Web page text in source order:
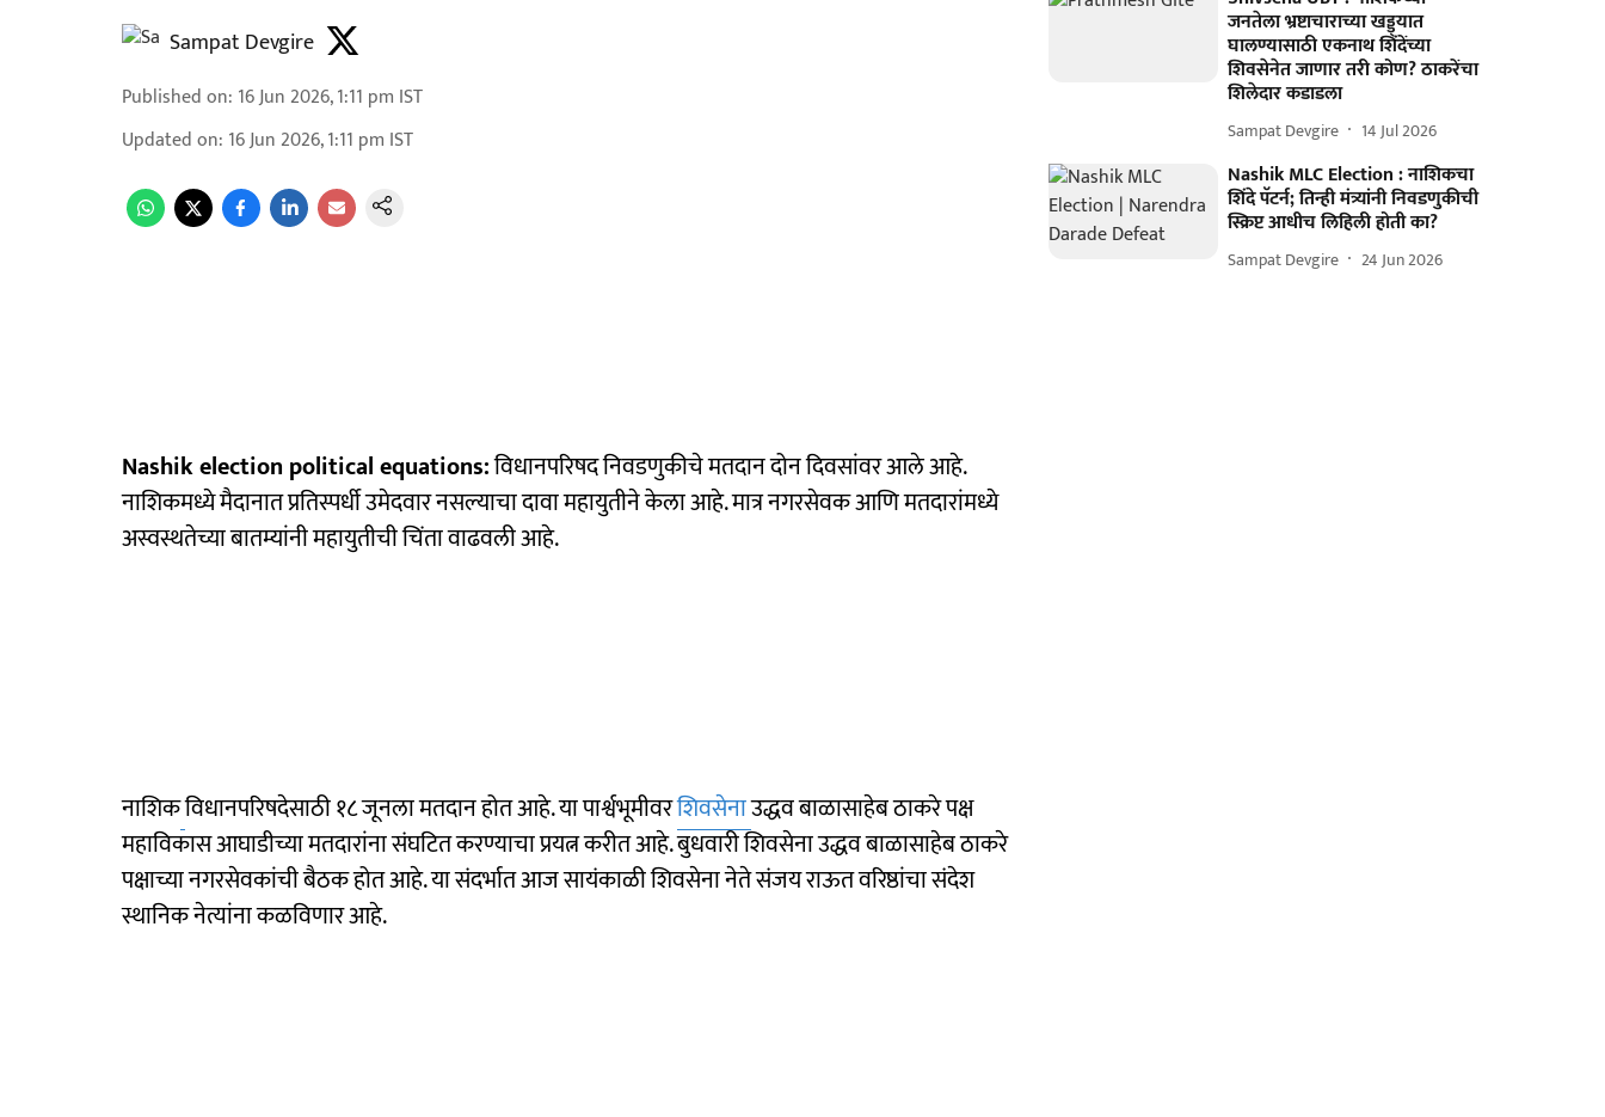
Sampat Devgire
Published on: 16 Jun 2026, 1:11 pm IST
Updated on: 16 Jun 2026, 1:11 pm IST
Nashik election political equations:विधानपरिषद निवडणुकीचे मतदान दोन दिवसांवर आले आहे.
नाशिकमध्ये मैदानात प्रतिस्पर्धी उमेदवार नसल्याचा दावा महायुतीने केला आहे. मात्र नगरसेवक आणि मतदारांमध्ये
अस्वस्थतेच्या बातम्यांनी महायुतीची चिंता वाढवली आहे.
नाशिकविधानपरिषदेसाठी १८ जूनला मतदान होत आहे. या पार्श्वभूमीवरशिवसेनाउद्धव बाळासाहेब ठाकरे पक्ष
महाविकास आघाडीच्या मतदारांना संघटित करण्याचा प्रयत्न करीत आहे. बुधवारी शिवसेना उद्धव बाळासाहेब ठाकरे
पक्षाच्या नगरसेवकांची बैठक होत आहे. या संदर्भात आज सायंकाळी शिवसेना नेते संजय राऊत वरिष्ठांचा संदेश
स्थानिक नेत्यांना कळविणार आहे.
जनतेला भ्रष्टाचाराच्या खड्ड्यात
घालण्यासाठी एकनाथ शिंदेंच्या
शिवसेनेत जाणार तरी कोण? ठाकरेंचा
शिलेदार कडाडला
Sampat Devgire 14 Jul 2026
Nashik MLC Election : नाशिकचा
शिंदे पॅटर्न; तिन्ही मंत्र्यांनी निवडणुकीची
स्क्रिप्ट आधीच लिहिली होती का?
Sampat Devgire 24 Jun 2026